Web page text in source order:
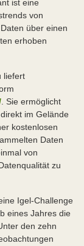
ist eine
von
über einen
erhoben
liefert
. Sie ermöglicht
im Gelände
kostenlosen
Daten
von
zu
Igel-Challenge
eines Jahres die
den zehn